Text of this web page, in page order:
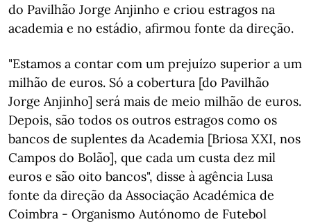
do Pavilhão Jorge Anjinho e criou estragos na
academia e no estádio, afirmou fonte da direção.
"Estamos a contar com um prejuízo superior a um
milhão de euros. Só a cobertura [do Pavilhão
Jorge Anjinho] será mais de meio milhão de euros.
Depois, são todos os outros estragos como os
bancos de suplentes da Academia [Briosa XXI, nos
Campos do Bolão], que cada um custa dez mil
euros e são oito bancos", disse à agência Lusa
fonte da direção da Associação Académica de
Coimbra - Organismo Autónomo de Futebol